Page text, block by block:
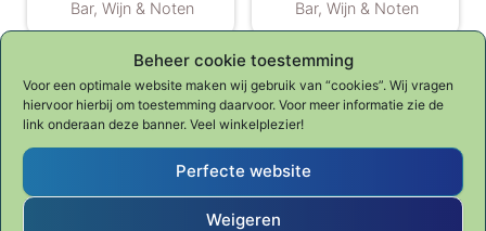
Beheer cookie toestemming
Voor een optimale website maken wij gebruik van “cookies”. Wij vragen
hiervoor hierbij om toestemming daarvoor. Voor meer informatie zie de
link onderaan deze banner. Veel winkelplezier!
Perfecte website
Weigeren
Bar, Wijn & Noten Bar, Wijn & Noten
Waar ben je naar op zoek?